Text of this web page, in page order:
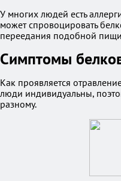
У многих людей есть
может спровоцировать
переедания подобной
Симптомы
Как проявляется
люди индивидуальны,
разному.